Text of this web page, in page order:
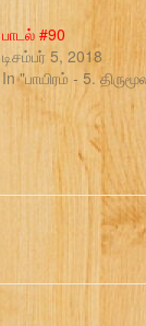
பாடல் #90
டிசம்பர் 5, 2018
In "பாயிரம் - 5.